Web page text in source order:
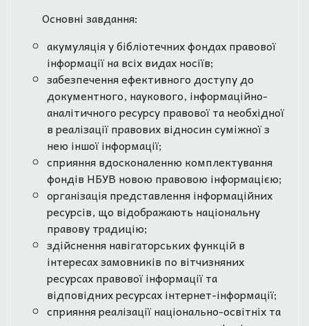
Основні завдання:
акумуляція у бібліотечних фондах правової
інформації на всіх видах носіїв;
забезпечення ефективного доступу до
документного, наукового, інформаційно-
аналітичного ресурсу правової та необхідної
в реалізації правових відносин суміжної з
нею іншої інформації;
сприяння вдосконаленню комплектування
фондів НБУВ новою правовою інформацією;
організація представлення інформаційних
ресурсів, що відображають національну
правову традицію;
здійснення навігаторських функцій в
інтересах замовників по вітчизняних
ресурсах правової інформації та
відповідних ресурсах інтернет-інформації;
сприяння реалізації національно-освітніх та